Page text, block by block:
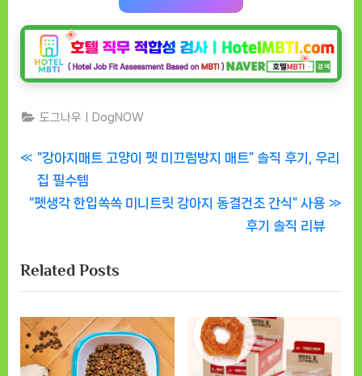
도그나우ㅣDogNOW
글
탐
P
r
e
o
u
s
P
o
“강아지매트 고양이 펫 미끄럼방지 매트” 솔직 후기, 우리
집 필수템
N
t
P
o
s
t
“펫생각 한입쏙쏙 미니트릿 강아지 동결건조 간식” 사용
후기 솔직 리뷰
Related Posts